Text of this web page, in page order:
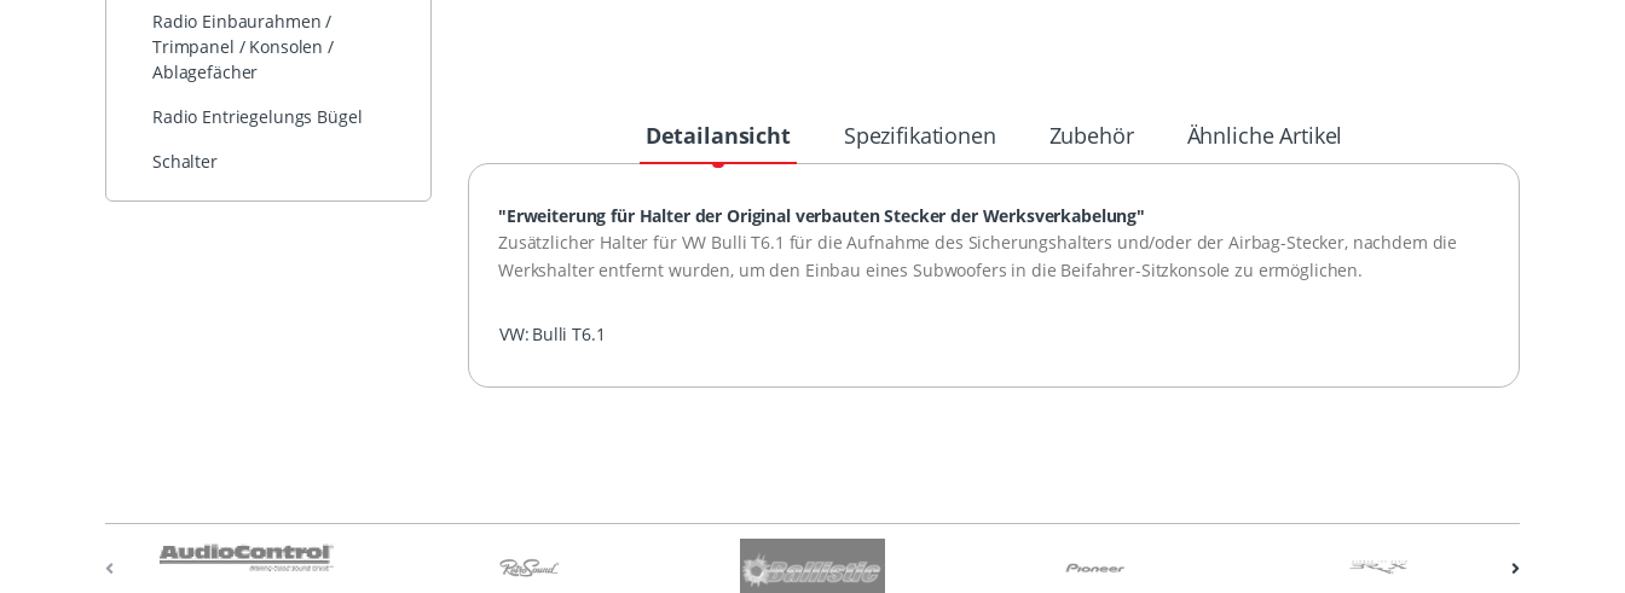
Radio Einbaurahmen /
Trimpanel / Konsolen /
Ablagefächer
Radio Entriegelungs Bügel
Schalter
Detailansicht Spezifikationen Zubehör Ähnliche Artikel
"Erweiterung für Halter der Original verbauten Stecker der Werksverkabelung"
Zusätzlicher Halter für VW Bulli T6.1 für die Aufnahme des Sicherungshalters und/oder der Airbag-Stecker, nachdem die
Werkshalter entfernt wurden, um den Einbau eines Subwoofers in die Beifahrer-Sitzkonsole zu ermöglichen.
VW: Bulli T6.1